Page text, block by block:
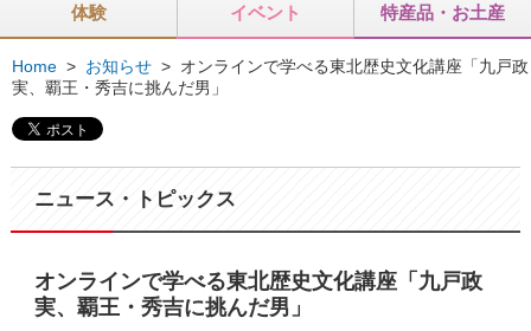
体験 イベント 特産品・お土産
Home > お知らせ > オンラインで学べる東北歴史文化講座「九戸政
実、覇王・秀吉に挑んだ男」
ニュース・トピックス
オンラインで学べる東北歴史文化講座「九戸政
実、覇王・秀吉に挑んだ男」